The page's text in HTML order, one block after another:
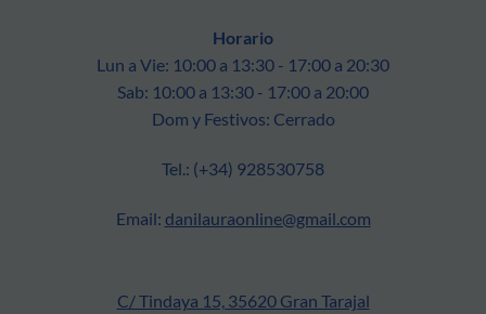
Horario
Lun a Vie: 10:00 a 13:30 - 17:00 a 20:30
Sab: 10:00 a 13:30 - 17:00 a 20:00
Dom y Festivos: Cerrado
Tel.: (+34) 928530758
Email: danilauraonline@gmail.com
C/ Tindaya 15, 35620 Gran Tarajal